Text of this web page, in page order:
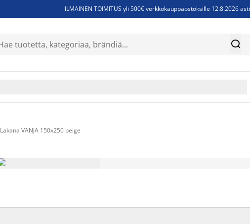
ILMAINEN TOIMITUS yli 500€ verkkokauppaostoksille 12.8.2026 asti
Sijauspatjoja - Säästä jopa 60% 
Lakana VANJA 150x250 beige